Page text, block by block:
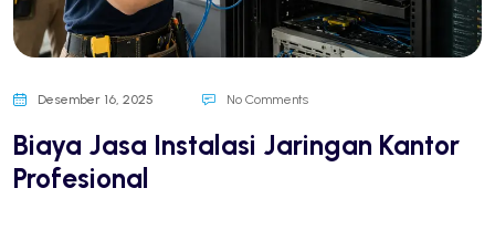
Desember 16, 2025 No Comments
Biaya Jasa Instalasi Jaringan Kantor
Profesional